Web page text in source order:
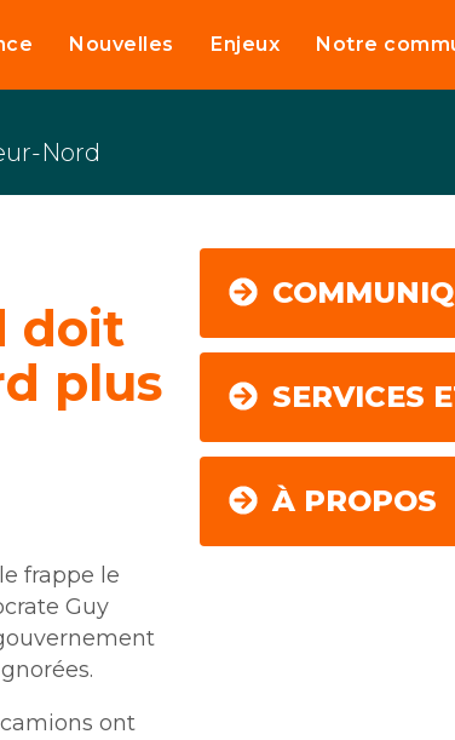
Nouvelles Enjeux Notre
Nord
doit
plus
frappe le
Guy
ont
SERVICES
À PROPOS